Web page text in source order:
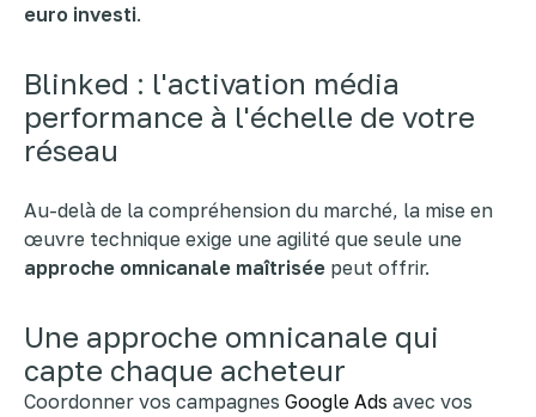
euro investi.
Blinked : l'activation média
performance à l'échelle de votre
réseau
Au-delà de la compréhension du marché, la mise en
œuvre technique exige une agilité que seule une
approche omnicanale maîtrisée peut offrir.
Une approche omnicanale qui
capte chaque acheteur
Coordonner vos campagnes Google Ads avec vos